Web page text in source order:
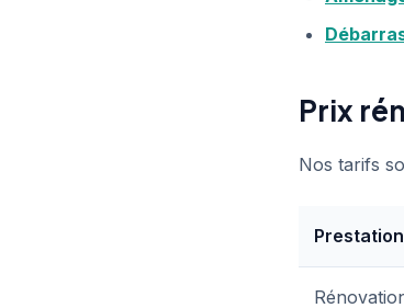
Prix
Nos tarifs
Prestation